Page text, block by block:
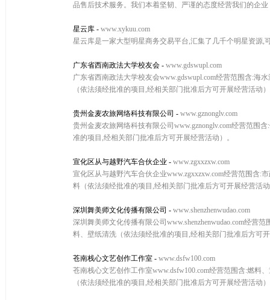
品售后技术服务。我们本着坚韧、严谨的态度经营我们的企
星云库 - www.xykuu.com
星云库是一家大型明星商务交易平台,汇集了几千个明星资源
广东省西南政法大学校友会 - www.gdswupl.com
广东省西南政法大学校友会www.gdswupl.com经营范围含:海
（依法须经批准的项目,经相关部门批准后方可开展经营活动
贵州金麦农旅网络科技有限公司 - www.gznonglv.com
贵州金麦农旅网络科技有限公司www.gznonglv.com经营范围
准的项目,经相关部门批准后方可开展经营活动）。
宣化区从与越野汽车合伙企业 - www.zgxxzxw.com
宣化区从与越野汽车合伙企业www.zgxxzxw.com经营范围含
料（依法须经批准的项目,经相关部门批准后方可开展经营活
深圳舞美师文化传播有限公司 - www.shenzhenwudao.com
深圳舞美师文化传播有限公司www.shenzhenwudao.com经营
料、壁纸清洗（依法须经批准的项目,经相关部门批准后方可
苍南栈心文艺创作工作室 - www.dsfw100.com
苍南栈心文艺创作工作室www.dsfw100.com经营范围含:燃料
（依法须经批准的项目,经相关部门批准后方可开展经营活动